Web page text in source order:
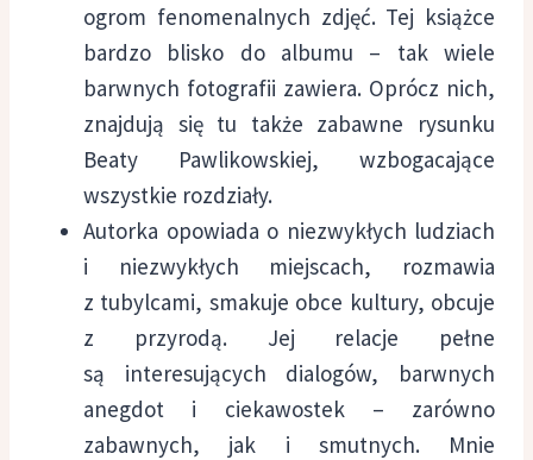
ogrom fenomenalnych zdjęć. Tej książce
bardzo blisko do albumu – tak wiele
barwnych fotografii zawiera. Oprócz nich,
znajdują się tu także zabawne rysunku
Beaty Pawlikowskiej, wzbogacające
wszystkie rozdziały.
Autorka opowiada o niezwykłych ludziach
i niezwykłych miejscach, rozmawia
z tubylcami, smakuje obce kultury, obcuje
z przyrodą. Jej relacje pełne
są interesujących dialogów, barwnych
anegdot i ciekawostek – zarówno
zabawnych, jak i smutnych. Mnie